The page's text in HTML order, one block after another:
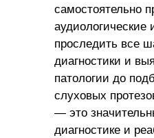
самостоятельно
аудиологические
проследить все
диагностики и
патологии до
слуховых
— это
диагностике и